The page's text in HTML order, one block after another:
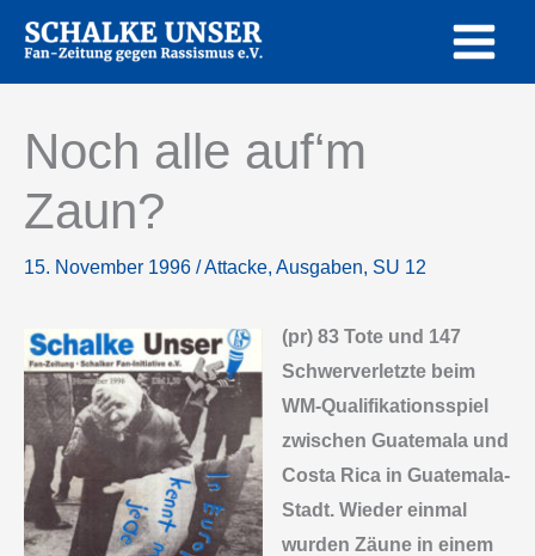
Inhalt
springen
Noch alle auf‘m
Zaun?
15. November 1996 /Attacke, Ausgaben, SU 12
(pr) 83 Tote und 147
Schwerverletzte beim
WM-Qualifikationsspiel
zwischen Guatemala und
Costa Rica in Guatemala-
Stadt. Wieder einmal
wurden Zäune in einem